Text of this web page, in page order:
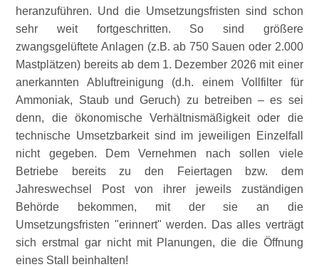
heranzuführen. Und die Umsetzungsfristen sind schon
sehr weit fortgeschritten. So sind größere
zwangsgelüftete Anlagen (z.B. ab 750 Sauen oder 2.000
Mastplätzen) bereits ab dem 1. Dezember 2026 mit einer
anerkannten Abluftreinigung (d.h. einem Vollfilter für
Ammoniak, Staub und Geruch) zu betreiben – es sei
denn, die ökonomische Verhältnismäßigkeit oder die
technische Umsetzbarkeit sind im jeweiligen Einzelfall
nicht gegeben. Dem Vernehmen nach sollen viele
Betriebe bereits zu den Feiertagen bzw. dem
Jahreswechsel Post von ihrer jeweils zuständigen
Behörde bekommen, mit der sie an die
Umsetzungsfristen
erinnert
werden. Das alles verträgt
sich erstmal gar nicht mit Planungen, die die Öffnung
eines Stall beinhalten!